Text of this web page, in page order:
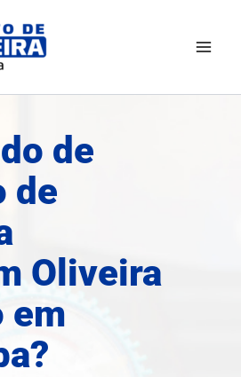
de
de
Oliveira
em